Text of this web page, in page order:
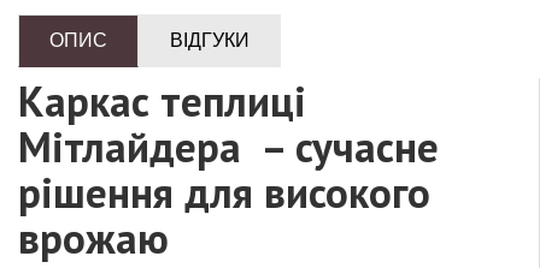
ОПИС ВІДГУКИ
Каркас теплиці
Мітлайдера – сучасне
рішення для високого
врожаю